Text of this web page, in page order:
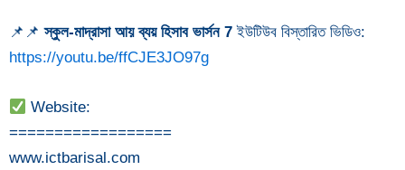
📌📌স্কুল-মাদ্রাসা আয় ব্যয় হিসাব ভার্সন 7 ইউটিউব বিস্তারিত ভিডিও:
https://youtu.be/ffCJE3JO97g
Website:
==================
www.ictbarisal.com